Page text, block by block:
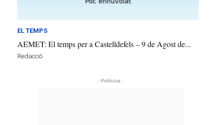
EL TEMPS
AEMET: El temps per a Castelldefels – 9 de Agost de...
Redacció
- Publicitat -